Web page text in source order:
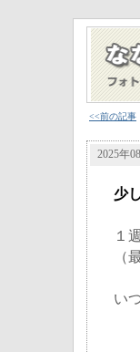
<<前の記事
2025年
少
１
（
い